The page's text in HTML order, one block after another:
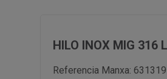
HILO INOX MIG 316
Referencia Manxa: 631319